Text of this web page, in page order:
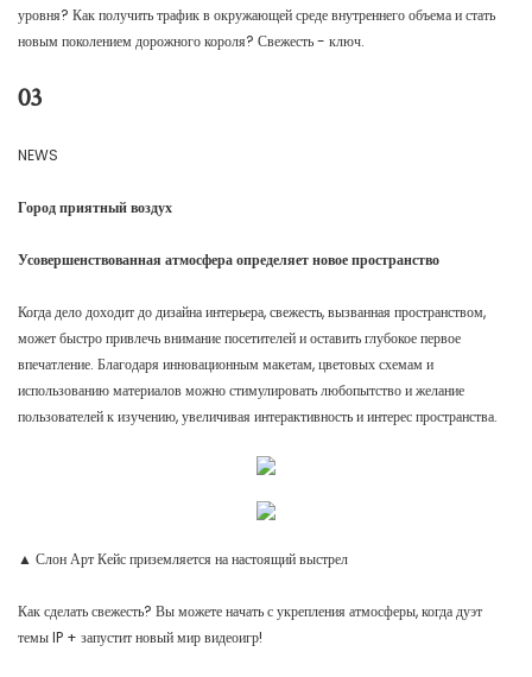
уровня? Как получить трафик в окружающей среде внутреннего объема и стать
новым поколением дорожного короля? Свежесть - ключ.
03
NEWS
Город приятный воздух
Усовершенствованная атмосфера определяет новое пространство
Когда дело доходит до дизайна интерьера, свежесть, вызванная пространством,
может быстро привлечь внимание посетителей и оставить глубокое первое
впечатление. Благодаря инновационным макетам, цветовых схемам и
использованию материалов можно стимулировать любопытство и желание
пользователей к изучению, увеличивая интерактивность и интерес пространства.
▲ Слон Арт Кейс приземляется на настоящий выстрел
Как сделать свежесть? Вы можете начать с укрепления атмосферы, когда дуэт
темы IP + запустит новый мир видеоигр!